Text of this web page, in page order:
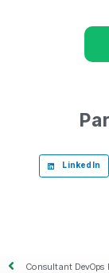
LinkedIn
Consultant DevOps